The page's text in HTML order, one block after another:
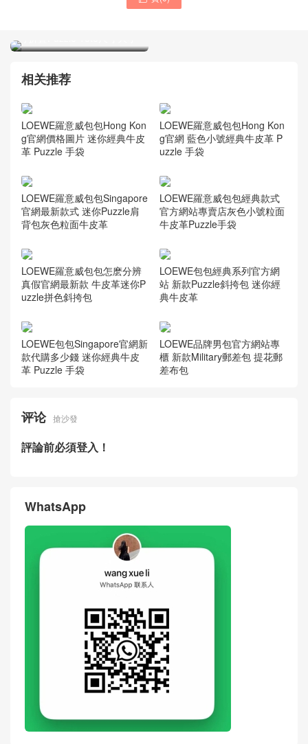
可折疊Puzzle Tote尺寸大小
相关推荐
LOEWE羅意威包包Hong Kon
g官網價格圖片 迷你經典牛皮
革 Puzzle 手袋
LOEWE羅意威包包Hong Kon
g官網 藍色小號經典牛皮革 P
uzzle 手袋
LOEWE羅意威包包Singapore
官網最新款式 迷你Puzzle肩
背包灰色粒面牛皮革
LOEWE羅意威包包經典款式
官方網站專賣店灰色小號粒面
牛皮革Puzzle手袋
LOEWE羅意威包包怎麽分辨
真假官網最新款 牛皮革迷你P
uzzle拼色斜挎包
LOEWE包包經典系列官方網
站 新款Puzzle斜挎包 迷你經
典牛皮革
LOEWE包包Singapore官網新
款代購多少錢 迷你經典牛皮
革 Puzzle 手袋
LOEWE品牌男包官方網站專
櫃 新款Military郵差包 提花郵
差布包
评论 搶沙發
評論前必須登入！
WhatsApp